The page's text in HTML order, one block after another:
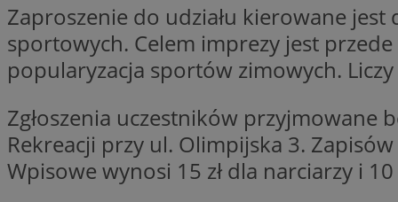
Zaproszenie do udziału kierowane
sportowych. Celem imprezy jest
popularyzacja sportów zimowych.
Zgłoszenia uczestników przyjmowane
Rekreacji przy ul. Olimpijska 3.
Wpisowe wynosi 15 zł dla narciarzy i
Nazwa
ustat_gid
sa-user-id-v3
Nazwa
__Secure-
ROLLOUT_TOKEN
tuuid
Nazwa
google_push
openstat_gid
__mguid_